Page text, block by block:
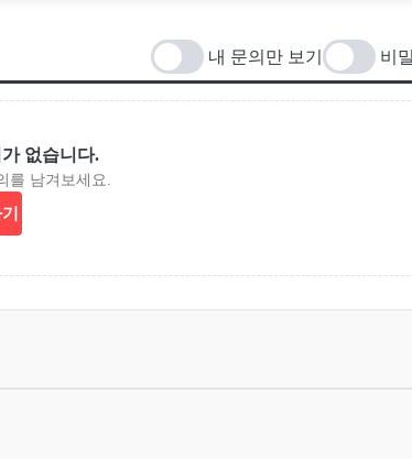
내 문의만 보기 비
없습니다.
를 남겨보세요.